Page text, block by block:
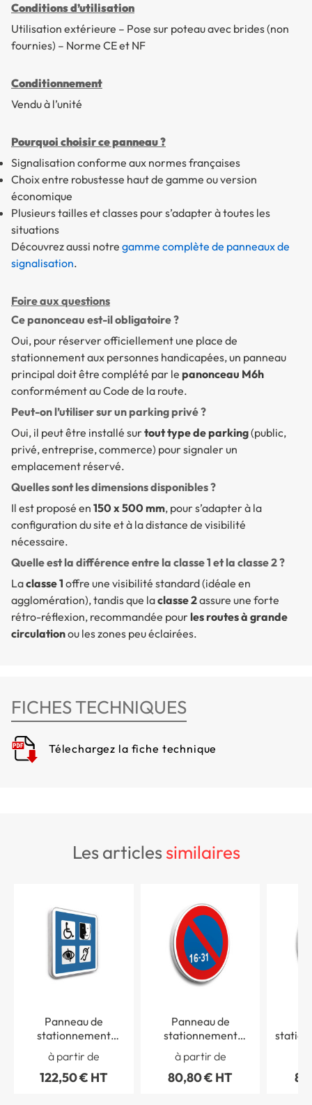
Conditions d’utilisation
Utilisation extérieure – Pose sur poteau avec brides (non
fournies) – Norme CE et NF
Conditionnement
Vendu à l’unité
Pourquoi choisir ce panneau ?
Signalisation conforme aux normes françaises
Choix entre robustesse haut de gamme ou version
économique
Plusieurs tailles et classes pour s’adapter à toutes les
situations
Découvrez aussi notre gamme complète de panneaux de
signalisation.
Foire aux questions
Ce panonceau est-il obligatoire ?
Oui, pour réserver officiellement une place de
stationnement aux personnes handicapées, un panneau
principal doit être complété par le panonceau M6h
conformément au Code de la route.
Peut-on l’utiliser sur un parking privé ?
Oui, il peut être installé surtout type de parking(public,
privé, entreprise, commerce) pour signaler un
emplacement réservé.
Quelles sont les dimensions disponibles ?
Il est proposé en 150 x 500 mm, pour s’adapter à la
configuration du site et à la distance de visibilité
nécessaire.
Quelle est la différence entre la classe 1 et la classe 2 ?
Laclasse 1 offre une visibilité standard (idéale en
agglomération), tandis que laclasse 2assure une forte
rétro-réflexion, recommandée pourles routes à grande
circulationou les zones peu éclairées.
FICHES TECHNIQUES
Télechargez la fiche technique
les articlessimilaires
Panneau de
stationnement
accessibilité pour
handicapés
à partir de
122,50 € HT
Panneau de
stationnement
alterné dans le mois -
B6a3
à partir de
80,80 € HT